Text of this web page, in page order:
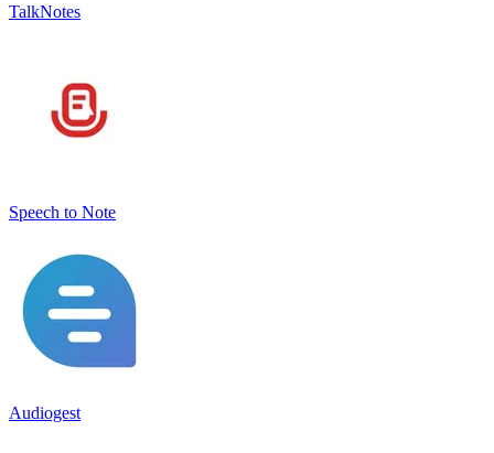
TalkNotes
Speech to Note
Audiogest